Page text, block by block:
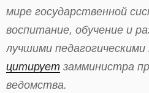
мире государственной
воспитание, обучение и
лучшими
цитирует замминистра
ведомства.